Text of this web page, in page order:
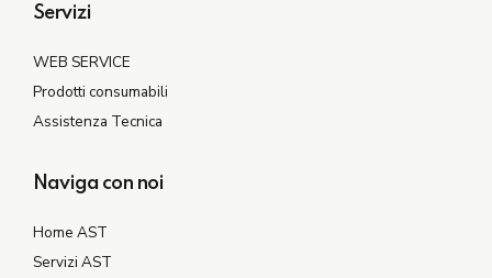
Servizi
WEB SERVICE
Prodotti consumabili
Assistenza Tecnica
Naviga con noi
Home AST
Servizi AST